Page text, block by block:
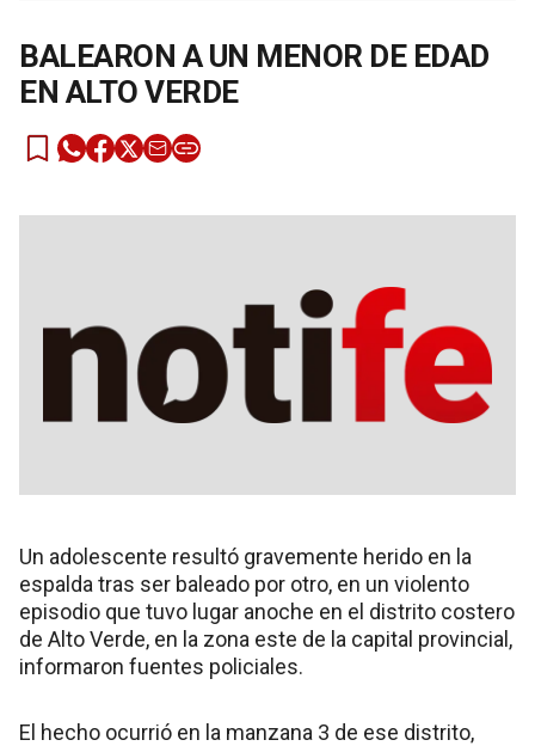
BALEARON A UN MENOR DE EDAD
EN ALTO VERDE
Un adolescente resultó gravemente herido en la
espalda tras ser baleado por otro, en un violento
episodio que tuvo lugar anoche en el distrito costero
de Alto Verde, en la zona este de la capital provincial,
informaron fuentes policiales.
El hecho ocurrió en la manzana 3 de ese distrito,